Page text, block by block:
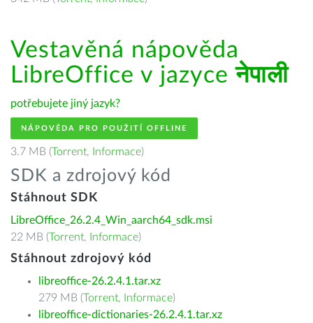
Vestavěná nápověda
LibreOffice v jazyceनेपाली
potřebujete jiný jazyk?
NÁPOVĚDA PRO POUŽITÍ OFFLINE
3.7 MB (Torrent, Informace)
SDK a zdrojový kód
Stáhnout SDK
LibreOffice_26.2.4_Win_aarch64_sdk.msi
22 MB (Torrent, Informace)
Stáhnout zdrojový kód
libreoffice-26.2.4.1.tar.xz
279 MB (Torrent, Informace)
libreoffice-dictionaries-26.2.4.1.tar.xz